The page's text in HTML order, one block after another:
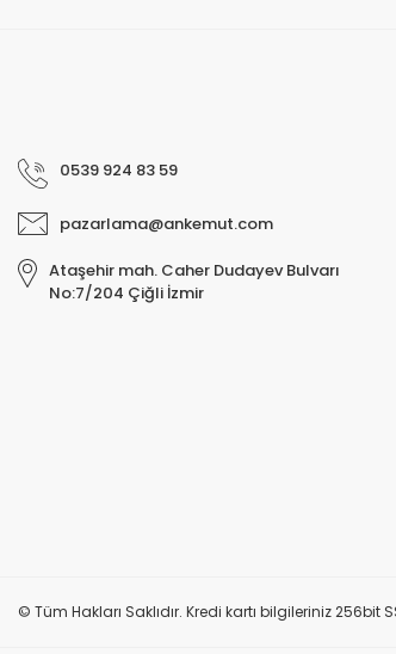
0539 924 83 59
pazarlama@ankemut.com
Ataşehir mah. Caher Dudayev Bulvarı
No:7/204 Çiğli İzmir
© Tüm Hakları Saklıdır. Kredi kartı bilgileriniz 256bit